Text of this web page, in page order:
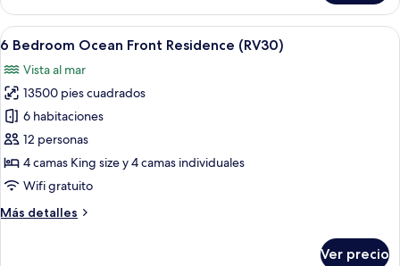
Bedroom
Ocean
Front
(RV04)
Abrir
todas
las
fotos
de
6
Bedroom
Ocean
Residence
Zona de piscina con sillones de
17
6 Bedroom Ocean Front Residence (RV30)
Vista al mar
13500 pies cuadrados
6 habitaciones
12 personas
4 camas King size y 4 camas individuales
Wifi gratuito
Más detalles
Más
Ver precio